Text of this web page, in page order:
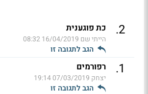
2
. כת פוגענית
הייתי שם 16/04/2019 08:32
הגב לתגובה זו
1
. רפורמים
יצחק 07/03/2019 19:14
הגב לתגובה זו